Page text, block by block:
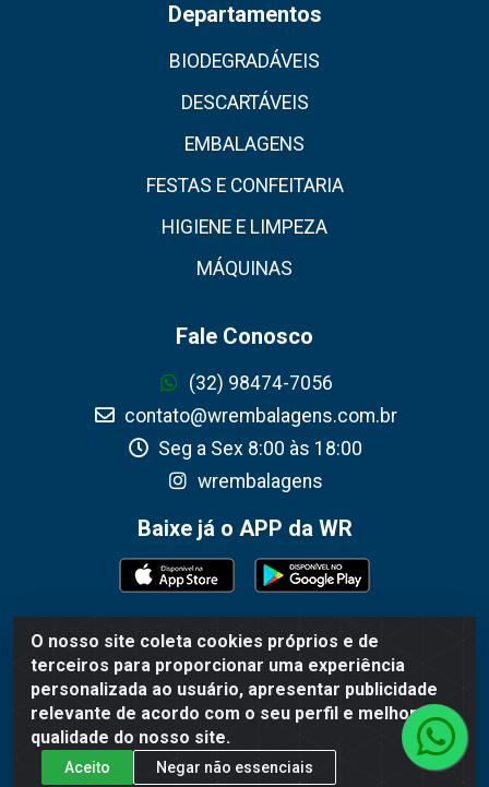
O nosso site coleta cookies próprios e de
terceiros para proporcionar uma experiência
personalizada ao usuário, apresentar publicidade
relevante de acordo com o seu perfil e melhorar a
qualidade do nosso site.
Aceito Negar não essenciais
Departamentos
BIODEGRADÁVEIS
DESCARTÁVEIS
EMBALAGENS
FESTAS E CONFEITARIA
HIGIENE E LIMPEZA
MÁQUINAS
Fale Conosco
(32) 98474-7056
contato@wrembalagens.com.br
Seg a Sex 8:00 às 18:00
wrembalagens
Baixe já o APP da WR
WR Embalagens - R. Cel. Teodoro Gomes de Araújo, 1360 -
Grogotó - Barbacena / MG - CEP 36202-628 - CNPJ
02.692.206/0001-55